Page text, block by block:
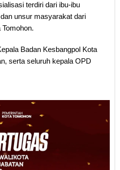
terdiri dari ibu-ibu
unsur masyarakat dari
Badan Kesbangpol Kota
serta seluruh kepala OPD